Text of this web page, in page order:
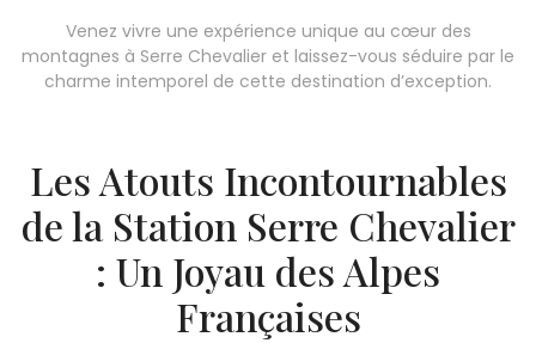
Venez vivre une expérience unique au cœur des
montagnes à Serre Chevalier et laissez-vous séduire par le
charme intemporel de cette destination d’exception.
Les Atouts Incontournables
de la Station Serre Chevalier
: Un Joyau des Alpes
Françaises